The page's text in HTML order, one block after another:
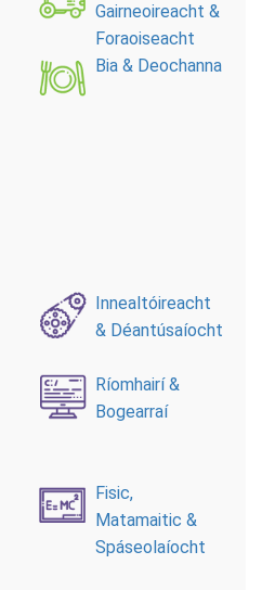
Gairneoireacht &
Foraoiseacht
Bia & Deochanna
Innealtóireacht
& Déantúsaíocht
Ríomhairí &
Bogearraí
Fisic,
Matamaitic &
Spáseolaíocht